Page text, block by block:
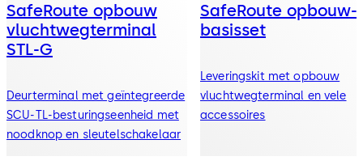
SafeRoute opbouw
vluchtwegterminal
STL-G
Deurterminal met geïntegreerde
SCU-TL-besturingseenheid met
noodknop en sleutelschakelaar
SafeRoute opbouw-
basisset
Leveringskit met opbouw
vluchtwegterminal en vele
accessoires